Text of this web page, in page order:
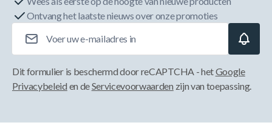
Ontvang het laatste nieuws over onze promoties
Dit formulier is beschermd door reCAPTCHA - hetGoogle
Privacybeleid en deServicevoorwaarden zijn van toepassing.